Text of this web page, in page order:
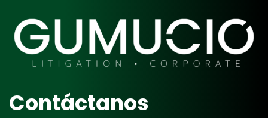
Contáctanos